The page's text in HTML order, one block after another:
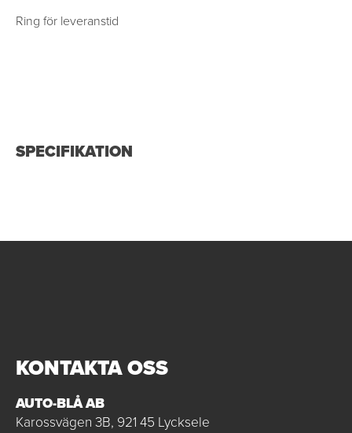
Ring för leveranstid
SPECIFIKATION
KONTAKTA OSS
AUTO-BLÅ AB
Karossvägen 3B, 921 45 Lycksele